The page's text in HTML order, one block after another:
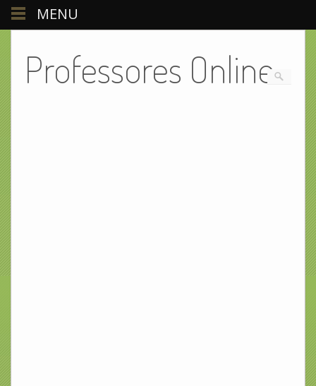
Professores Online
MENU